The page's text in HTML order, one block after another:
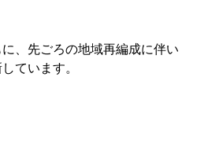
、先ごろの地域再編成に伴い
ています。